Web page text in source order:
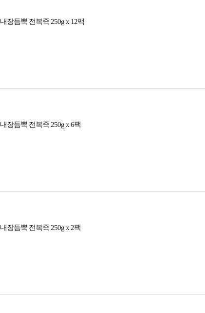
내장듬뿍 전복죽 250g x 12팩
내장듬뿍 전복죽 250g x 6팩
내장듬뿍 전복죽 250g x 2팩